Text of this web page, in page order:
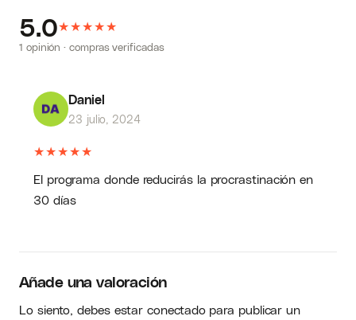
5.0★★★★★
1 opinión · compras verificadas
Daniel
23 julio, 2024
★★★★★
El programa donde reducirás la procrastinación en
30 días
Añade una valoración
Lo siento, debes estarconectadopara publicar un